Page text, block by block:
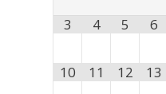
3 4 5 6
10 11 12 13